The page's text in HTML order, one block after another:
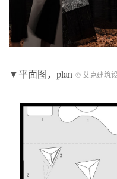
▼平面图，plan © 艾克建筑